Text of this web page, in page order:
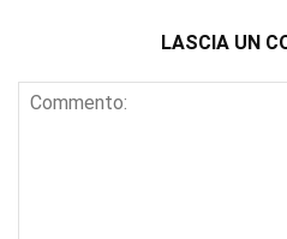
LASCIA UN